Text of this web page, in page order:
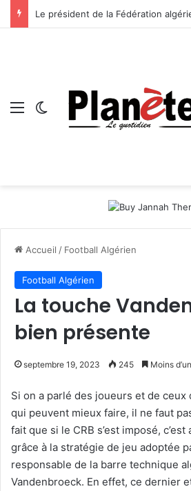
Menu Switch skin
Accueil / Football Algérien
Football Algérien
La touche
bien présente
septembre 19, 2023 245 Moins
Si on a parlé des joueurs et de
qui peuvent mieux faire, il ne faut
fait que si le CRB s’est imposé,
grâce à la stratégie de jeu adoptée
responsable de la barre technique
Vandenbroeck. En effet, ce dernier